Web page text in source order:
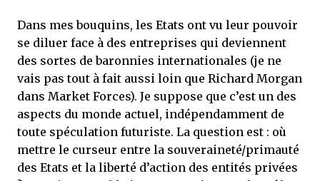
Dans mes bouquins, les Etats ont vu leur pouvoir
se diluer face à des entreprises qui deviennent
des sortes de baronnies internationales (je ne
vais pas tout à fait aussi loin que Richard Morgan
dans Market Forces). Je suppose que c’est un des
aspects du monde actuel, indépendamment de
toute spéculation futuriste. La question est : où
mettre le curseur entre la souveraineté/primauté
des Etats et la liberté d’action des entités privées